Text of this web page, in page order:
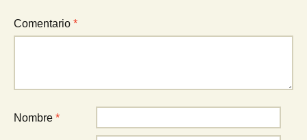
Comentario *
Nombre *